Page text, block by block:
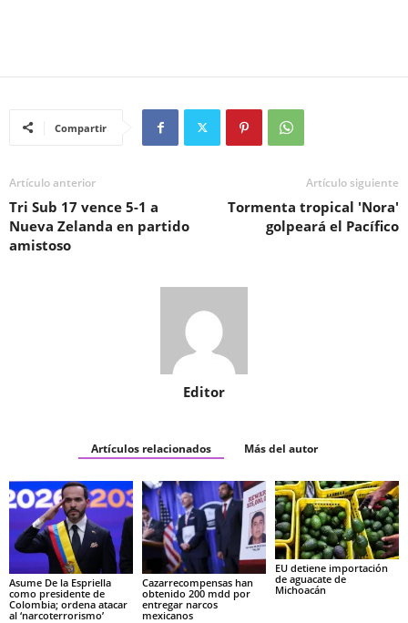
Compartir
Artículo anterior
Tri Sub 17 vence 5-1 a
Nueva Zelanda en partido
amistoso
Artículo siguiente
Tormenta tropical 'Nora'
golpeará el Pacífico
Editor
Artículos relacionados Más del autor
Asume De la Espriella
como presidente de
Colombia; ordena atacar
al ‘narcoterrorismo’
Cazarrecompensas han
obtenido 200 mdd por
entregar narcos
mexicanos
EU detiene importación
de aguacate de
Michoacán